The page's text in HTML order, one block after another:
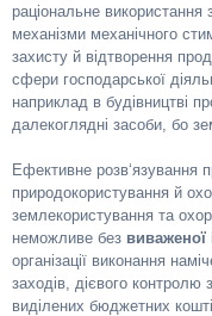
раціональне використання
механізми механічного
захисту й відтворення
сфери господарської
наприклад в будівництві
далекоглядні засоби, бо
Ефективне розв‘язування
природокористування й
землекористування та
неможливе без виваженої
організації виконання
заходів, дієвого контролю
виділених бюджетних